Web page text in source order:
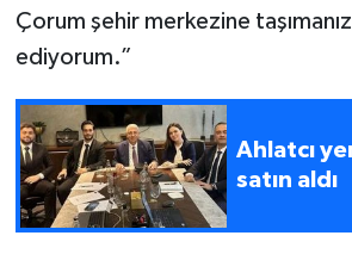
Çorum şehir merkezine
ediyorum.”
Ahlatcı
satın aldı